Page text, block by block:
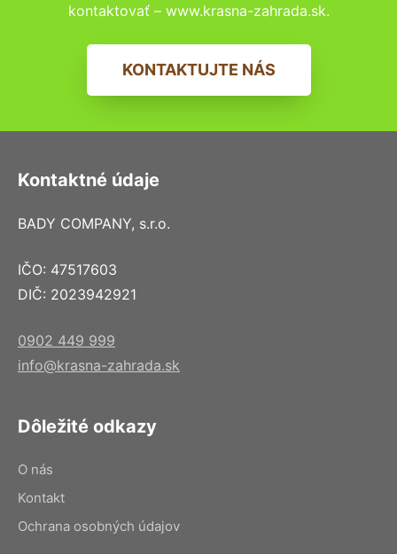
kontaktovať – www.krasna-zahrada.sk.
KONTAKTUJTE NÁS
Kontaktné údaje
BADY COMPANY, s.r.o.
IČO: 47517603
DIČ: 2023942921
0902 449 999
info@krasna-zahrada.sk
Dôležité odkazy
O nás
Kontakt
Ochrana osobných údajov